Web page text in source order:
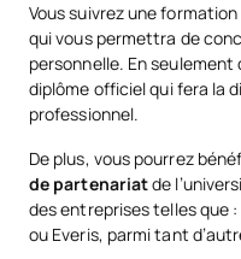
Vous suivrez une
qui vous permettra de
personnelle. En
diplôme officiel qui fera la
professionnel.
De plus, vous pourrez
de partenariatde
des entreprises telles que :
ou Everis, parmi tant